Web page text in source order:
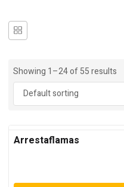
Showing 1–24 of 55 results
Arrestaflamas